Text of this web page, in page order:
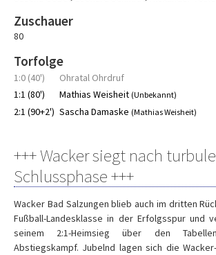
Zuschauer
80
Torfolge
1:0 (40')
Ohratal Ohrdruf
1:1 (80')
Mathias Weisheit (Unbekannt)
2:1 (90+2') Sascha Damaske (Mathias Weisheit)
+++ Wacker siegt nach
Schlussphase +++
Wacker Bad Salzungen blieb auch im dritten
Fußball-Landesklasse in der Erfolgsspur und
seinem 2:1-Heimsieg über den
Abstiegskampf. Jubelnd lagen sich die